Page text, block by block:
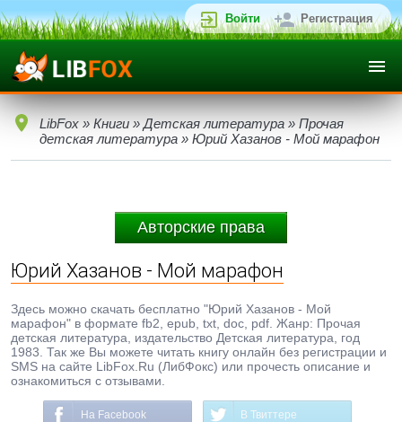
Войти Регистрация
LibFox » Книги » Детская литература » Прочая
детская литература » Юрий Хазанов - Мой марафон
Авторские права
Юрий Хазанов - Мой марафон
Здесь можно скачать бесплатно "Юрий Хазанов - Мой
марафон" в формате fb2, epub, txt, doc, pdf. Жанр: Прочая
детская литература, издательство Детская литература, год
1983. Так же Вы можете читать книгу онлайн без регистрации и
SMS на сайте LibFox.Ru (ЛибФокс) или прочесть описание и
ознакомиться с отзывами.
На Facebook В Твиттере